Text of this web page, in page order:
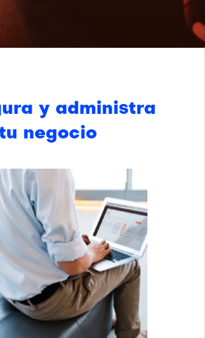
y administra
negocio